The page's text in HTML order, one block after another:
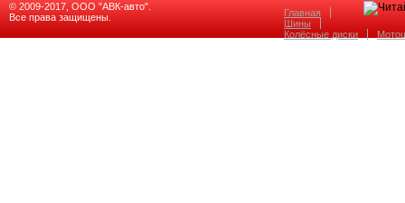
© 2009-2017, ООО "АВК-авто".
Все права защищены.
Главная
Шины
Колёсные диски